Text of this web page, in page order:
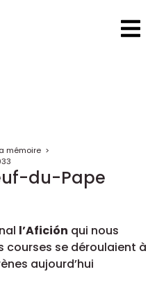
mémoire >
du-Pape
l’Afición qui nous
courses se déroulaient à
aujourd’hui